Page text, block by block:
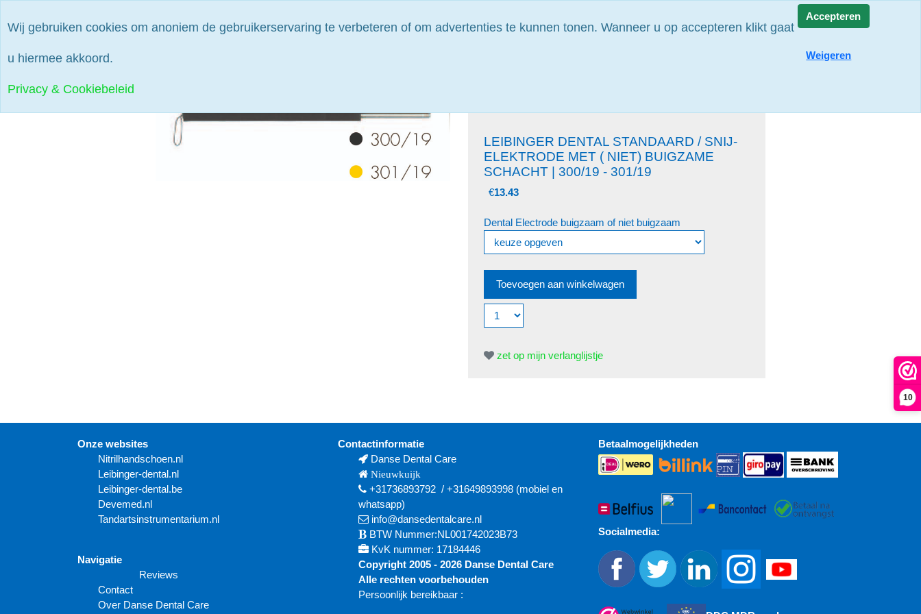
10
LEIBINGER DENTAL STANDAARD / SNIJ-
ELEKTRODE MET ( NIET) BUIGZAME
SCHACHT | 300/19 - 301/19
€13.43
Dental Electrode buigzaam of niet buigzaam
zet op mijn verlanglijstje
Onze websites
Nitrilhandschoen.nl
Leibinger-dental.nl
Leibinger-dental.be
Devemed.nl
Tandartsinstrumentarium.nl
Navigatie
Reviews
Contact
Over Danse Dental Care
Contactinformatie
Danse Dental Care
Nieuwkuijk
+31736893792 /+31649893998 (mobiel en
whatsapp)
info@dansedentalcare.nl
BTW Nummer:NL001742023B73
KvK nummer: 17184446
Copyright 2005 - 2026 Danse Dental Care
Alle rechten voorbehouden
Persoonlijk bereikbaar :
Betaalmogelijkheden
Socialmedia:
Wij gebruiken cookies om anoniem de gebruikerservaring te verbeteren of om advertenties te kunnen tonen. Wanneer u op accepteren klikt gaat
u hiermee akkoord.
Privacy & Cookiebeleid
Accepteren
Weigeren